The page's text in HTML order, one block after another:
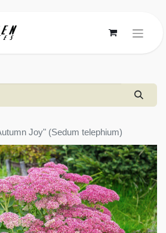
Joy" (Sedum telephium)